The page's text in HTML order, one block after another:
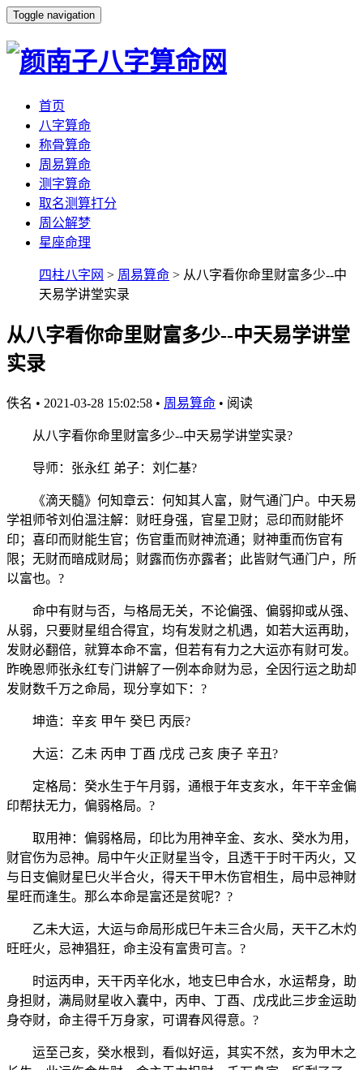
Toggle navigation
首页
八字算命
称骨算命
周易算命
测字算命
取名测算打分
周公解梦
星座命理
四柱八字网 > 周易算命 > 从八字看你命里财富多少--中
天易学讲堂实录
从八字看你命里财富多少--中天易学讲堂
实录
佚名 • 2021-03-28 15:02:58 • 周易算命 • 阅读
从八字看你命里财富多少--中天易学讲堂实录?
导师：张永红 弟子：刘仁基?
《滴天髓》何知章云：何知其人富，财气通门户。中天易
学祖师爷刘伯温注解：财旺身强，官星卫财；忌印而财能坏
印；喜印而财能生官；伤官重而财神流通；财神重而伤官有
限；无财而暗成财局；财露而伤亦露者；此皆财气通门户，所
以富也。?
命中有财与否，与格局无关，不论偏强、偏弱抑或从强、
从弱，只要财星组合得宜，均有发财之机遇，如若大运再助，
发财必翻倍，就算本命不富，但若有有力之大运亦有财可发。
昨晚恩师张永红专门讲解了一例本命财为忌，全因行运之助却
发财数千万之命局，现分享如下：?
坤造：辛亥 甲午 癸巳 丙辰?
大运：乙未 丙申 丁酉 戊戌 己亥 庚子 辛丑?
定格局：癸水生于午月弱，通根于年支亥水，年干辛金偏
印帮扶无力，偏弱格局。?
取用神：偏弱格局，印比为用神辛金、亥水、癸水为用，
财官伤为忌神。局中午火正财星当令，且透干于时干丙火，又
与日支偏财星巳火半合火，得天干甲木伤官相生，局中忌神财
星旺而逢生。那么本命是富还是贫呢？?
乙未大运，大运与命局形成巳午未三合火局，天干乙木灼
旺旺火，忌神猖狂，命主没有富贵可言。?
时运丙申，天干丙辛化水，地支巳申合水，水运帮身，助
身担财，满局财星收入囊中，丙申、丁酉、戊戌此三步金运助
身夺财，命主得千万身家，可谓春风得意。?
运至己亥，癸水根到，看似好运，其实不然，亥为甲木之